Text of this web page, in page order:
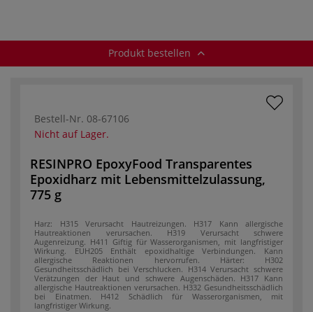
Produkt bestellen
Bestell-Nr. 08-67106
Nicht auf Lager.
RESINPRO EpoxyFood Transparentes
Epoxidharz mit Lebensmittelzulassung,
775 g
Harz: H315 Verursacht Hautreizungen.
H317 Kann allergische
Hautreaktionen verursachen.
H319 Verursacht schwere
Augenreizung. H411 Giftig für Wasserorganismen, mit langfristiger
Wirkung.
EUH205 Enthält epoxidhaltige Verbindungen. Kann
allergische Reaktionen hervorrufen.
Härter:
H302
Gesundheitsschädlich bei Verschlucken. H314 Verursacht schwere
Verätzungen der Haut und schwere Augenschäden. H317 Kann
allergische Hautreaktionen verursachen. H332 Gesundheitsschädlich
bei Einatmen.
H412 Schädlich für Wasserorganismen, mit
langfristiger Wirkung.